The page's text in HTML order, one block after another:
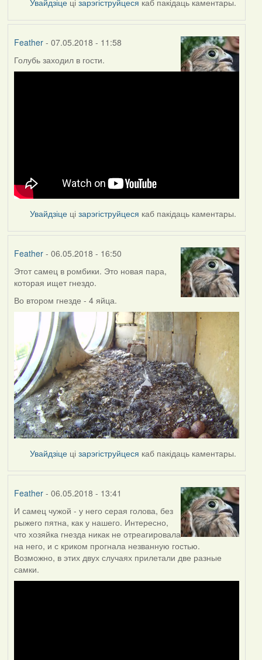
Увайдзіце цізарэгіструйцеся каб пакідаць каментары.
Feather- 07.05.2018 - 11:58
Голубь заходил в гости.
Увайдзіце цізарэгіструйцеся каб пакідаць каментары.
Feather- 06.05.2018 - 16:50
Этот самец в ромбики. Это новая пара,
которая ищет гнездо.
Во втором гнезде - 4 яйца.
Увайдзіце цізарэгіструйцеся каб пакідаць каментары.
Feather- 06.05.2018 - 13:41
И самец чужой - у него серая голова, без
рыжего пятна, как у нашего. Интересно,
что хозяйка гнезда никак не отреагировала
на него, и с криком прогнала незванную гостью.
Возможно, в этих двух случаях прилетали две разные
самки.